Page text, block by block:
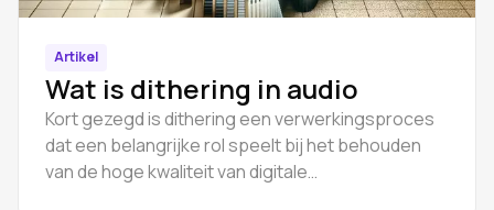
Artikel
Wat is dithering in audio
Kort gezegd is dithering een verwerkingsproces
dat een belangrijke rol speelt bij het behouden
van de hoge kwaliteit van digitale